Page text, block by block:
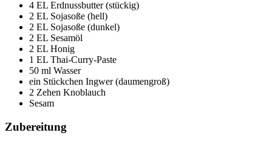
4 EL Erdnussbutter (stückig)
2 EL Sojasoße (hell)
2 EL Sojasoße (dunkel)
2 EL Sesamöl
2 EL Honig
1 EL Thai-Curry-Paste
50 ml Wasser
ein Stückchen Ingwer (daumengroß)
2 Zehen Knoblauch
Sesam
Zubereitung